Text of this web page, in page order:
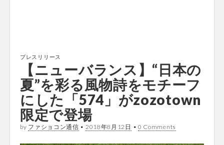
プレスリリース
【ニューバランス】“日本の
夏”を彩る風物詩をモチーフ
にした「574」がzozotown
限定で登場
by ファショコン通信 • 2018年8月12日 • 0 Comments